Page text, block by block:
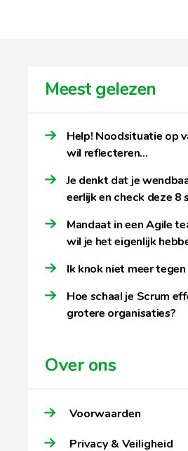
Meest gelezen
Help! Noodsituatie op
wil reflecteren…
Je denkt dat je
eerlijk en check deze 8
Mandaat in een Agile
wil je het eigenlijk
Ik knok niet meer
Hoe schaal je Scrum
grotere organisaties?
Over ons
Voorwaarden
Privacy & Veiligheid